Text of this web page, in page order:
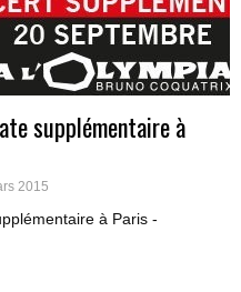
supplémentaire à
2015
à Paris -